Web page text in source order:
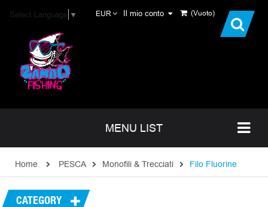
(Vuoto)
Il mio conto
EUR
Select Language ▼
MENU LIST
Home PESCA Monofili & Trecciati Filo Fluorine
CATEGORY